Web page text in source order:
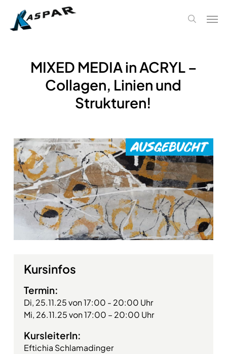
search
MIXED MEDIA in ACRYL –
Collagen, Linien und
Strukturen!
Kursinfos
Termin:
Di, 25.11.25 von 17:00 - 20:00 Uhr
Mi, 26.11.25 von 17:00 – 20:00 Uhr
KursleiterIn:
Eftichia Schlamadinger